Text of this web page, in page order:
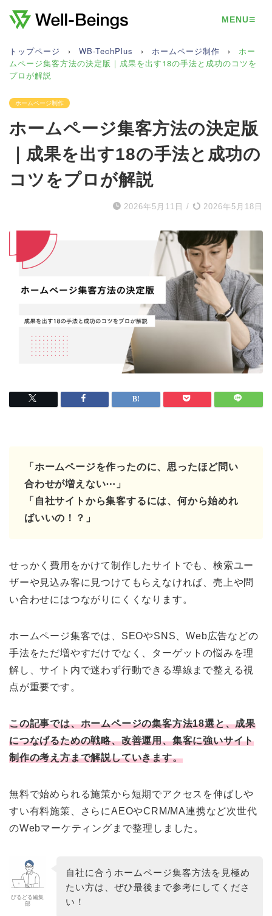
MENU≡
トップページ › WB-TechPlus › ホームページ制作 ›
ホー
ムページ集客方法の決定版｜成果を出す18の手法と成功のコツを
プロが解説
ホームページ制作
ホームページ集客方法の決定版
｜成果を出す18の手法と成功の
コツをプロが解説
2026年5月11日 / 2026年5月18日
「ホームページを作ったのに、思ったほど問い
合わせが増えない⋯」
「自社サイトから集客するには、何から始めれ
ばいいの！？」
せっかく費用をかけて制作したサイトでも、検索ユー
ザーや見込み客に見つけてもらえなければ、売上や問
い合わせにはつながりにくくなります。
ホームページ集客では、SEOやSNS、Web広告などの
手法をただ増やすだけでなく、ターゲットの悩みを理
解し、サイト内で迷わず行動できる導線まで整える視
点が重要です。
この記事では、ホームページの集客方法18選と、成果
につなげるための戦略、改善運用、集客に強いサイト
制作の考え方まで解説していきます。
無料で始められる施策から短期でアクセスを伸ばしや
すい有料施策、さらにAEOやCRM/MA連携など次世代
のWebマーケティングまで整理しました。
びるどる編集
部
自社に合うホームページ集客方法を見極め
たい方は、ぜひ最後まで参考にしてくださ
い！